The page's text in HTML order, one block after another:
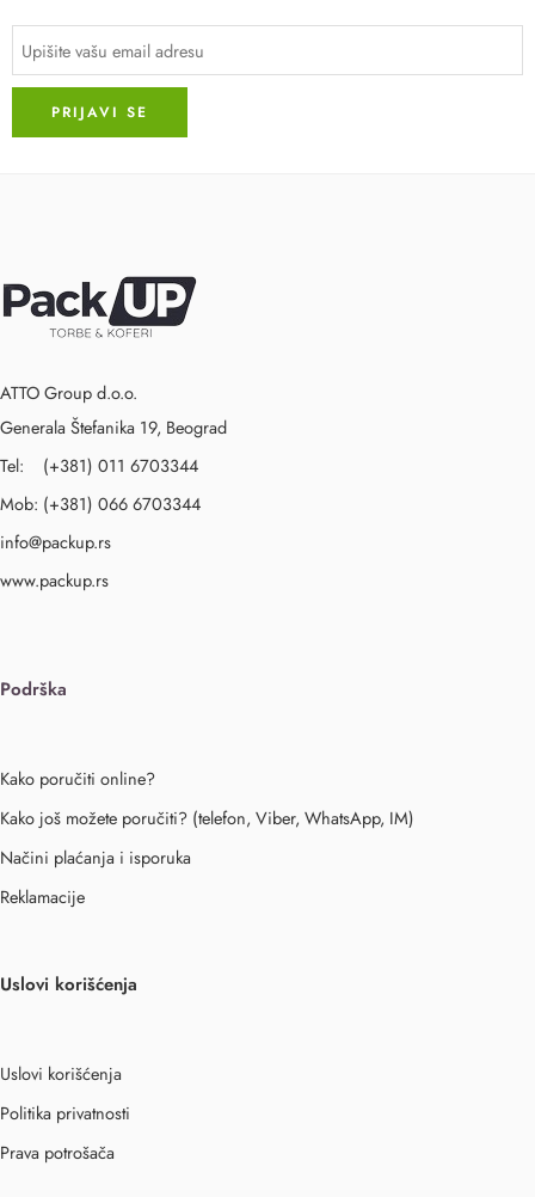
ATTO Group d.o.o.
Generala Štefanika 19, Beograd
Tel: (+381) 011 6703344
Mob: (+381) 066 6703344
info@packup.rs
www.packup.rs
Podrška
Kako poručiti online?
Kako još možete poručiti? (telefon, Viber, WhatsApp, IM)
Načini plaćanja i isporuka
Reklamacije
Uslovi korišćenja
Uslovi korišćenja
Politika privatnosti
Prava potrošača